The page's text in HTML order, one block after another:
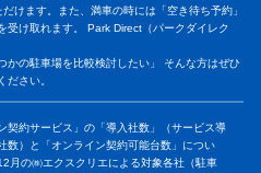
けます。また、満車の時には「空き待ち予約」
受け取れます。 Park Direct（パークダイレク
かの駐車場を比較検討したい」 そんな方はぜひ
ださい。
契約サービス」の「導入社数」（サービス導
数）と「オンライン契約可能台数」につい
月の㈱エクスクリエによる対象各社（駐車